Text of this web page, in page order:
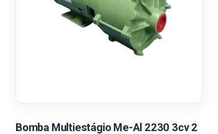
Bomba Multiestágio Me-Al 2230 3cv 2